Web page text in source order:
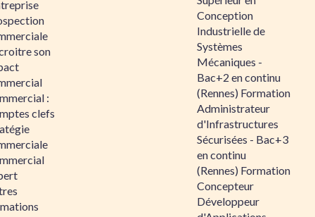
son
:
clefs
Conception
Industrielle de
Systèmes
Mécaniques -
Bac+2 en continu
(Rennes) Formation
Administrateur
d'Infrastructures
Sécurisées - Bac+3
en continu
(Rennes) Formation
Concepteur
Développeur